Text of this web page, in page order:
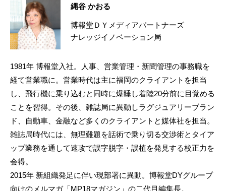
縄谷 かおる
博報堂ＤＹメディアパートナーズ
ナレッジイノベーション局
1981年 博報堂入社。人事、営業管理・新聞管理の事務職を
経て営業職に。営業時代は主に福岡のクライアントを担当
し、飛行機に乗り込むと同時に爆睡し着陸20分前に目覚める
ことを習得。その後、雑誌局に異動しラグジュアリーブラン
ド、自動車、金融など多くのクライアントと媒体社を担当。
雑誌局時代には、無理難題を話術で乗り切る交渉術とタイア
ップ業務を通して速攻で誤字脱字・誤植を発見する校正力を
会得。
2015年 新組織発足に伴い現部署に異動。博報堂DYグループ
向けのメルマガ「MP18マガジン」の二代目編集長。